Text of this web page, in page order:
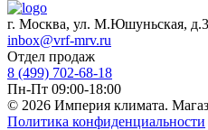
г. Москва, ул. М.Юшуньская,
inbox@vrf-mrv.ru
Отдел продаж
8 (499) 702-68-18
Пн-Пт 09:00-18:00
© 2026 Империя климата.
Политика конфиденциальности